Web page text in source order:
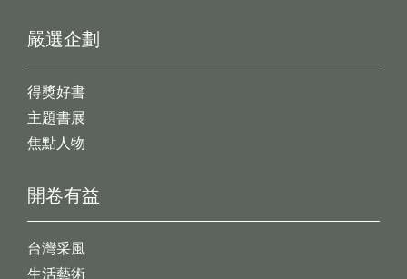
開卷有益
台灣采風
生活藝術
嚴選企劃
得獎好書
主題書展
焦點人物